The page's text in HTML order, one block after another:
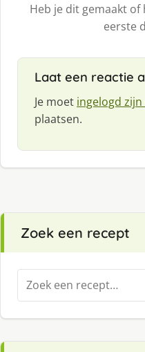
Heb je dit gemaakt of
eerste
Laat een reactie
Je moet ingelogd zijn
plaatsen.
Zoek een recept
Zoeken
naar: